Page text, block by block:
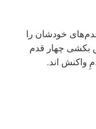
خودشان را
بکشی چهار قدم
واکنش اند.